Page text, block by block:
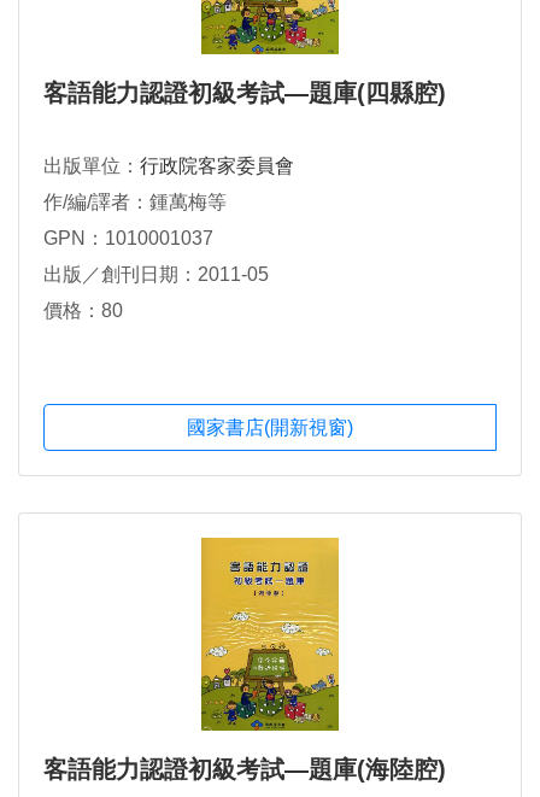
客語能力認證初級考試―題庫(四縣腔)
出版單位： 行政院客家委員會
作/編/譯者：鍾萬梅等
GPN：1010001037
出版／創刊日期：2011-05
價格：80
國家書店(開新視窗)
客語能力認證初級考試―題庫(海陸腔)